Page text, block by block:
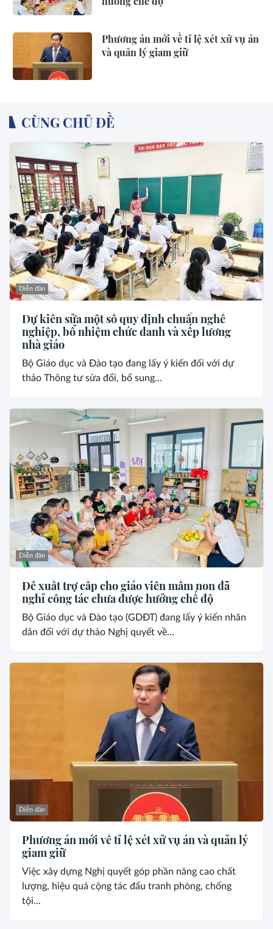
Phương án mới về tỉ lệ xét xử vụ án
và quản lý giam giữ
CÙNG CHỦ ĐỀ
Diễn đàn
Dự kiến sửa một số quy định chuẩn nghề
nghiệp, bổ nhiệm chức danh và xếp lương
nhà giáo
Bộ Giáo dục và Đào tạo đang lấy ý kiến đối với dự
thảo Thông tư sửa đổi, bổ sung...
Diễn đàn
Đề xuất trợ cấp cho giáo viên mầm non đã
nghỉ công tác chưa được hưởng chế độ
Bộ Giáo dục và Đào tạo (GDĐT) đang lấy ý kiến nhân
dân đối với dự thảo Nghị quyết về...
Diễn đàn
Phương án mới về tỉ lệ xét xử vụ án và quản lý
giam giữ
Việc xây dựng Nghị quyết góp phần nâng cao chất
lượng, hiệu quả cộng tác đấu tranh phòng, chống
tội...